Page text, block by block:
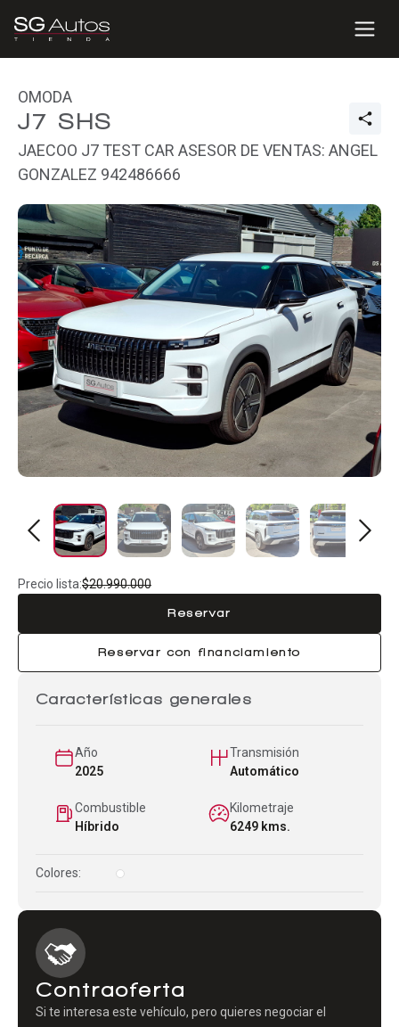
OMODA
J7 SHS
JAECOO J7 TEST CAR ASESOR DE VENTAS: ANGEL
GONZALEZ 942486666
Precio lista:$20.990.000
Reservar
Reservar con financiamiento
Características generales
Año
2025
Transmisión
Automático
Combustible
Híbrido
Kilometraje
6249 kms.
Colores:
Contraoferta
Si te interesa este vehículo, pero quieres negociar el